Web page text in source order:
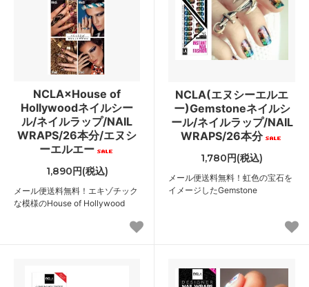
NCLA×House of
Hollywoodネイルシー
ル/ネイルラップ/NAIL
WRAPS/26本分/エヌシ
ーエルエー
1,890円(税込)
メール便送料無料！エキゾチック
な模様のHouse of Hollywood
NCLA(エヌシーエルエ
ー)Gemstoneネイルシ
ール/ネイルラップ/NAIL
WRAPS/26本分
1,780円(税込)
メール便送料無料！虹色の宝石を
イメージしたGemstone